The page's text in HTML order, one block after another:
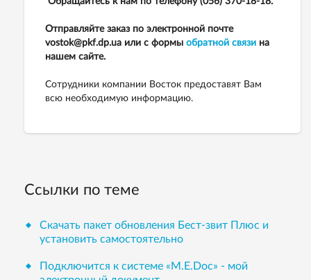
Отправляйте заказ по электронной почте
vostok@pkf.dp.ua или с формы обратной связи на
нашем сайте.
Сотрудники компании Восток предоставят Вам
всю необходимую информацию.
Ссылки по теме
Скачать пакет обновления Бест-звит Плюс и
установить самостоятельно
Подключится к системе «М.Е.Doc» - мой